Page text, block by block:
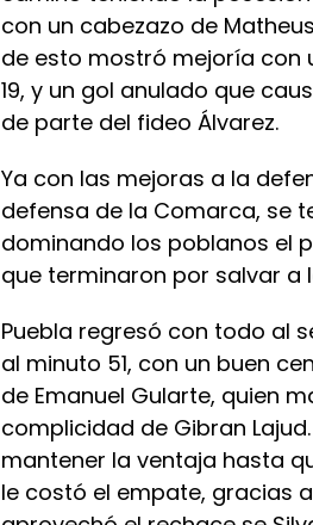
con un cabezazo de
de esto mostró mejoría con
19, y un gol anulado que
de parte del fideo Álvarez.
Ya con las mejoras a la
defensa de la Comarca, se
dominando los poblanos el
que terminaron por salvar a
Puebla regresó con todo al
al minuto 51, con un buen
de Emanuel Gularte, quien
complicidad de Gibran
mantener la ventaja hasta
le costó el empate, gracias